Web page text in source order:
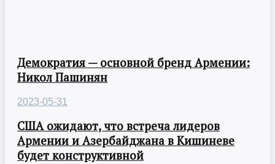
Демократия — основной бренд Армении:
Никол Пашинян
2023-05-31
США ожидают, что встреча лидеров
Армении и Азербайджана в Кишиневе
будет конструктивной